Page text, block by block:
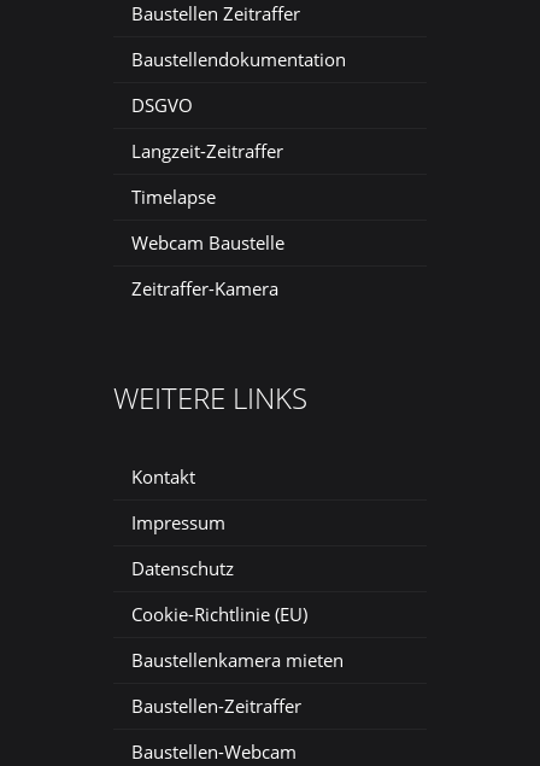
Baustellen Zeitraffer
Baustellendokumentation
DSGVO
Langzeit-Zeitraffer
Timelapse
Webcam Baustelle
Zeitraffer-Kamera
WEITERE LINKS
Kontakt
Impressum
Datenschutz
Cookie-Richtlinie (EU)
Baustellenkamera mieten
Baustellen-Zeitraffer
Baustellen-Webcam